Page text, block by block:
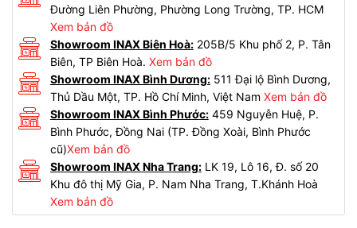
Đường Liên Phường, Phường Long Trường, TP. HCM
Xem bản đồ
Showroom INAX Biên Hoà:205B/5 Khu phố 2, P. Tân
Biên, TP Biên Hoà. Xem bản đồ
Showroom INAX Bình Dương:511 Đại lộ Bình Dương,
Thủ Dầu Một, TP. Hồ Chí Minh, Việt Nam Xem bản đồ
Showroom INAX Bình Phước:459 Nguyễn Huệ, P.
Bình Phước, Đồng Nai (TP. Đồng Xoài, Bình Phước
cũ)Xem bản đồ
Showroom INAX Nha Trang:LK 19, Lô 16, Đ. số 20
Khu đô thị Mỹ Gia, P. Nam Nha Trang, T.Khánh Hoà
Xem bản đồ